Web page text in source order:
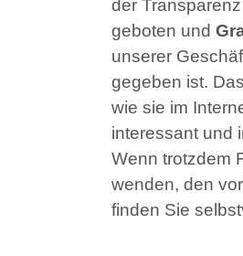
der
geboten und
unserer
gegeben ist.
wie sie im
interessant und
Wenn trotzdem
wenden, den
finden Sie